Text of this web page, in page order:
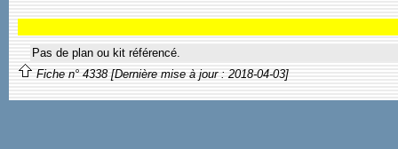
Pas de plan ou kit référencé.
Fiche n° 4338 [Dernière mise à jour : 2018-04-03]